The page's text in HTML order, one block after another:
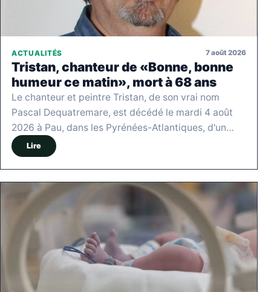
ACTUALITÉS 7 août 2026
Tristan, chanteur de «Bonne, bonne
humeur ce matin», mort à 68 ans
Le chanteur et peintre Tristan, de son vrai nom
Pascal Dequatremare, est décédé le mardi 4 août
2026 à Pau, dans les Pyrénées-Atlantiques, d'un…
Lire